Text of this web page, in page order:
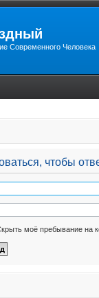
Современного Человека
чтобы
моё пребывание на